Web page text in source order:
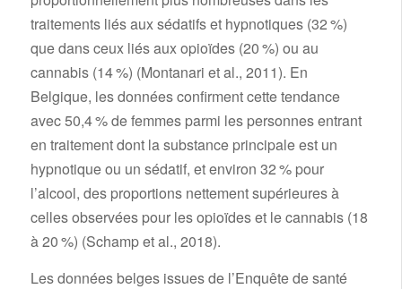
traitements liés aux sédatifs et hypnotiques (32 %)
que dans ceux liés aux opioïdes (20 %) ou au
cannabis (14 %) (Montanari et al., 2011). En
Belgique, les données confirment cette tendance
avec 50,4 % de femmes parmi les personnes entrant
en traitement dont la substance principale est un
hypnotique ou un sédatif, et environ 32 % pour
l’alcool, des proportions nettement supérieures à
celles observées pour les opioïdes et le cannabis (18
à 20 %) (Schamp et al., 2018).
Les données belges issues de l’Enquête de santé